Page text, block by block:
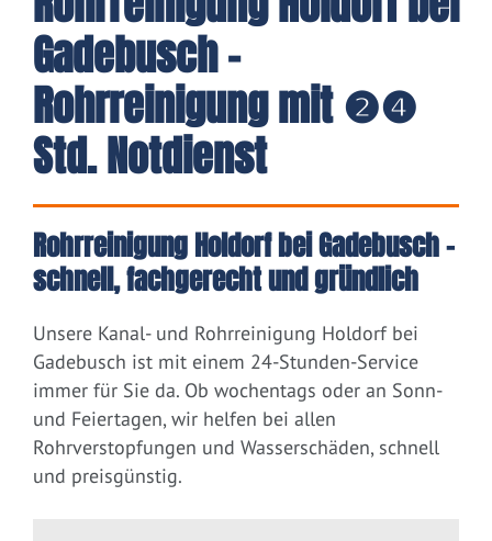
Gadebusch -
Rohrreinigung mit ❷❹
Std. Notdienst
Rohrreinigung Holdorf bei Gadebusch –
schnell, fachgerecht und gründlich
Unsere Kanal- und Rohrreinigung Holdorf bei
Gadebusch ist mit einem 24-Stunden-Service
immer für Sie da. Ob wochentags oder an Sonn-
und Feiertagen, wir helfen bei allen
Rohrverstopfungen und Wasserschäden, schnell
und preisgünstig.